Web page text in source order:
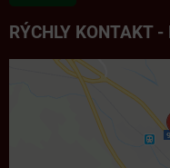
RÝCHLY KONTAKT